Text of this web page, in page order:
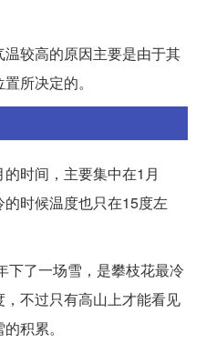
较高的原因主要是由于其
所决定的。
时间，主要集中在1月
时候温度也只在15度左
下了一场雪，是攀枝花最冷
不过只有高山上才能看见
积累。